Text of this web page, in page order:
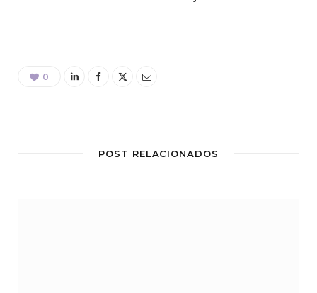
0
POST RELACIONADOS